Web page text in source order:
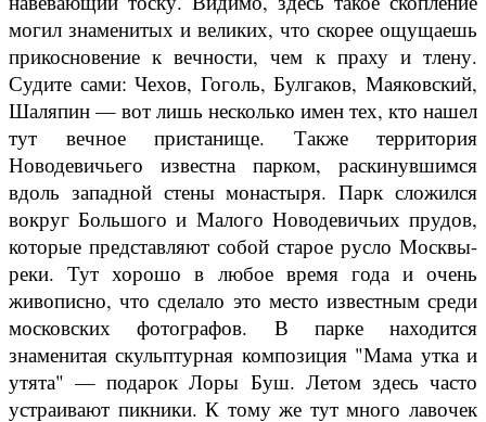
могил знаменитых и великих, что скорее ощущаешь
прикосновение к вечности, чем к праху и тлену.
Судите сами: Чехов, Гоголь, Булгаков, Маяковский,
Шаляпин — вот лишь несколько имен тех, кто нашел
тут вечное пристанище. Также территория
Новодевичьего известна парком, раскинувшимся
вдоль западной стены монастыря. Парк сложился
вокруг Большого и Малого Новодевичьих прудов,
которые представляют собой старое русло Москвы-
реки. Тут хорошо в любое время года и очень
живописно, что сделало это место известным среди
московских фотографов. В парке находится
знаменитая скульптурная композиция "Мама утка и
утята" — подарок Лоры Буш. Летом здесь часто
устраивают пикники. К тому же тут много лавочек